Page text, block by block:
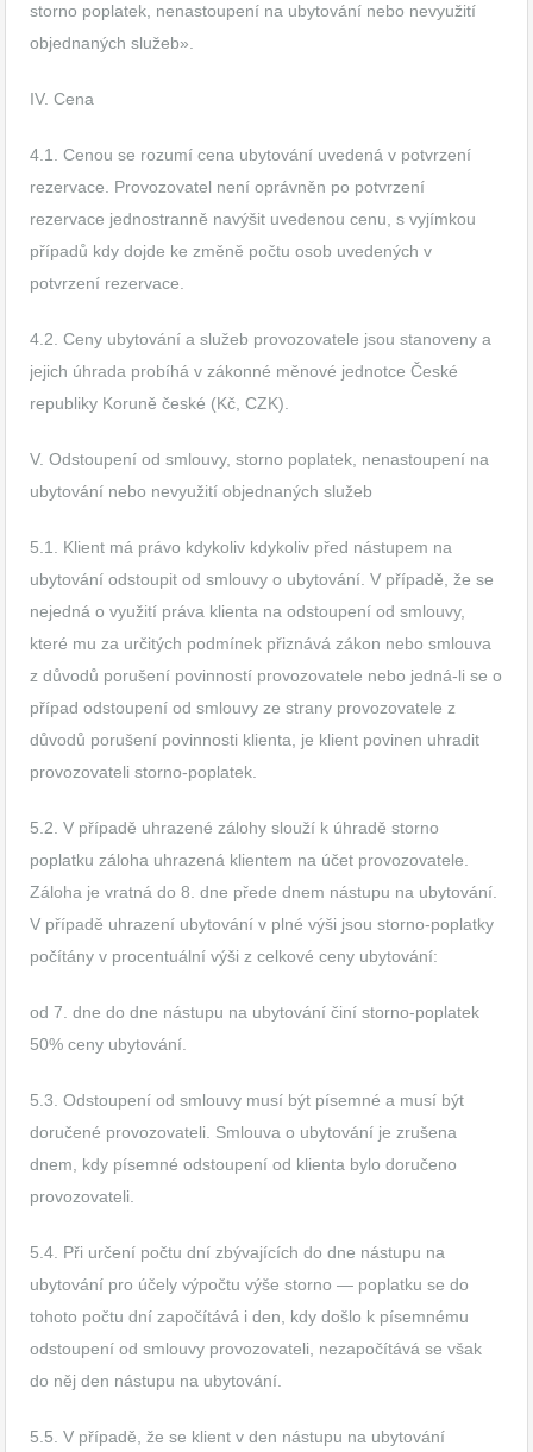
storno poplatek, nenastoupení na ubytování nebo nevyužití
objednaných služeb».
IV. Cena
4.1. Cenou se rozumí cena ubytování uvedená v potvrzení
rezervace. Provozovatel není oprávněn po potvrzení
rezervace jednostranně navýšit uvedenou cenu, s vyjímkou
případů kdy dojde ke změně počtu osob uvedených v
potvrzení rezervace.
4.2. Ceny ubytování a služeb provozovatele jsou stanoveny a
jejich úhrada probíhá v zákonné měnové jednotce České
republiky Koruně české (Kč, CZK).
V. Odstoupení od smlouvy, storno poplatek, nenastoupení na
ubytování nebo nevyužití objednaných služeb
5.1. Klient má právo kdykoliv kdykoliv před nástupem na
ubytování odstoupit od smlouvy o ubytování. V případě, že se
nejedná o využití práva klienta na odstoupení od smlouvy,
které mu za určitých podmínek přiznává zákon nebo smlouva
z důvodů porušení povinností provozovatele nebo jedná-li se o
případ odstoupení od smlouvy ze strany provozovatele z
důvodů porušení povinnosti klienta, je klient povinen uhradit
provozovateli storno-poplatek.
5.2. V případě uhrazené zálohy slouží k úhradě storno
poplatku záloha uhrazená klientem na účet provozovatele.
Záloha je vratná do 8. dne přede dnem nástupu na ubytování.
V případě uhrazení ubytování v plné výši jsou storno-poplatky
počítány v procentuální výši z celkové ceny ubytování:
od 7. dne do dne nástupu na ubytování činí storno-poplatek
50% ceny ubytování.
5.3. Odstoupení od smlouvy musí být písemné a musí být
doručené provozovateli. Smlouva o ubytování je zrušena
dnem, kdy písemné odstoupení od klienta bylo doručeno
provozovateli.
5.4. Při určení počtu dní zbývajících do dne nástupu na
ubytování pro účely výpočtu výše storno — poplatku se do
tohoto počtu dní započítává i den, kdy došlo k písemnému
odstoupení od smlouvy provozovateli, nezapočítává se však
do něj den nástupu na ubytování.
5.5. V případě, že se klient v den nástupu na ubytování